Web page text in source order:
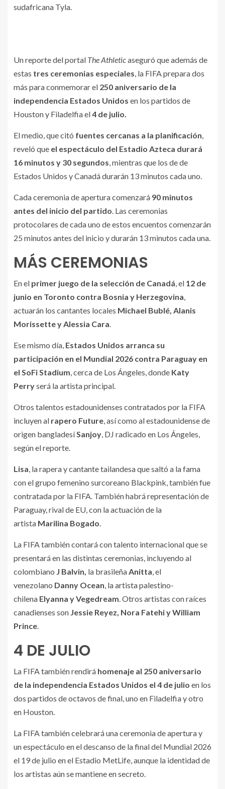
sudafricana Tyla.
Un reporte del portal The Athleticaseguró que además de
estas tres ceremonias especiales, la FIFA prepara dos
más para conmemorar el 250 aniversario de la
independencia Estados Unidos en los partidos de
Houston y Filadelfia el4 de julio.
El medio, que citó fuentes cercanas a la planificación,
reveló que el espectáculo del Estadio Azteca durará
16 minutos y 30 segundos, mientras que los de de
Estados Unidos y Canadá durarán 13 minutos cada uno.
Cada ceremonia de apertura comenzará 90 minutos
antes del inicio del partido. Las ceremonias
protocolares de cada uno de estos encuentos comenzarán
25 minutos antes del inicio y durarán 13 minutos cada una.
MÁS CEREMONIAS
En el primer juego de la selección de Canadá, el 12 de
junio en Toronto contra Bosnia y Herzegovina,
actuarán los cantantes locales Michael Bublé, Alanis
Morissette y Alessia Cara.
Ese mismo día, Estados Unidos arranca su
participación en el Mundial 2026 contra Paraguay en
el SoFi Stadium, cerca de Los Ángeles, donde Katy
Perryserá la artista principal.
Otros talentos estadounidenses contratados por la FIFA
incluyen al rapero Future, así como al estadounidense de
origen bangladesíSanjoy, DJ radicado en Los Ángeles,
según el reporte.
Lisa, la rapera y cantante tailandesa que saltó a la fama
con el grupo femenino surcoreano Blackpink, también fue
contratada por la FIFA. También habrá representación de
Paraguay, rival de EU, con la actuación de la
artista Marilina Bogado.
La FIFA también contará con talento internacional que se
presentará en las distintas ceremonias, incluyendo al
colombiano J Balvin, la brasileñaAnitta, el
venezolano Danny Ocean, la artista palestino-
chilena Elyanna y Vegedream. Otros artistas con raíces
canadienses son Jessie Reyez, Nora Fatehi y William
Prince.
4 DE JULIO
La FIFA también rendirá homenaje al 250 aniversario
de la independencia Estados Unidos el 4 de julio en los
dos partidos de octavos de final, uno en Filadelfia y otro
en Houston.
La FIFA también celebrará una ceremonia de apertura y
un espectáculo en el descanso de la final del Mundial 2026
el 19 de julio en el Estadio MetLife, aunque la identidad de
los artistas aún se mantiene en secreto.